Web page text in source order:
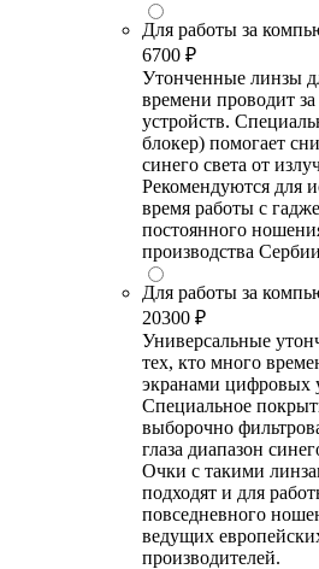
Для работы за
6700 ₽
Утонченные линзы
времени проводит
устройств.
блокер) помогает
синего света от
Рекомендуются для
время работы с
постоянного
производства
Для работы за
20300 ₽
Универсальные
тех, кто много
экранами цифровых
Специальное
выборочно
глаза диапазон
Очки с такими
подходят и для
повседневного
ведущих
производителей.